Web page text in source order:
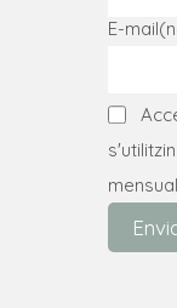
E-mail
mensual